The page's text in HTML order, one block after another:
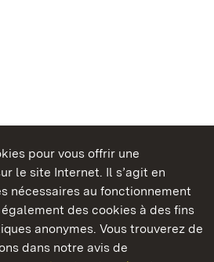
pour vous offrir une
le site Internet. Il s’agit en
nécessaires au fonctionnement
des cookies à des fins
anonymes. Vous trouverez de
dans notre avis de
du Bade-Wurtemberg
Baden‑Württemberg